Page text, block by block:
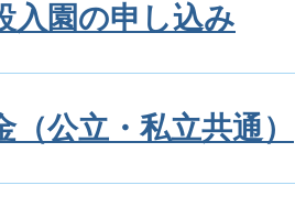
入園の申し込み
（公立・私立共通）